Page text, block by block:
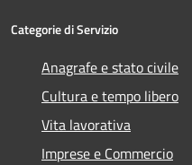
Categorie di Servizio
Anagrafe e stato civile
Cultura e tempo libero
Vita lavorativa
Imprese e Commercio